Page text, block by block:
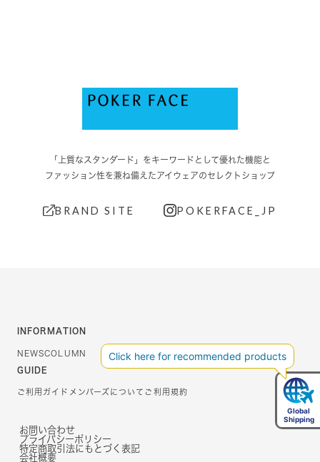
「上質なスタンダード」をキーワードとして優れた機能と
ファッション性を兼ね備えたアイウェアのセレクトショップ
BRAND SITE POKERFACE_JP
INFORMATION
NEWSCOLUMN
GUIDE
ご利用ガイド メンバーズについて ご利用規約
お問い合わせ
プライバシーポリシー
特定商取引法にもとづく表記
会社概要